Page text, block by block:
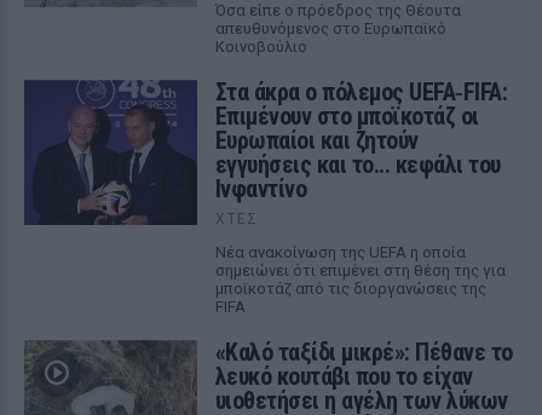
Όσα είπε ο πρόεδρος της Θέουτα
απευθυνόμενος στο Ευρωπαϊκό
Κοινοβούλιο
Στα άκρα ο πόλεμος UEFA‑FIFA:
Επιμένουν στο μποϊκοτάζ οι
Ευρωπαίοι και ζητούν
εγγυήσεις και το... κεφάλι του
Ινφαντίνο
ΧΤΕΣ
Νέα ανακοίνωση της UEFA η οποία
σημειώνει ότι επιμένει στη θέση της για
μποϊκοτάζ από τις διοργανώσεις της
FIFA
«Καλό ταξίδι μικρέ»: Πέθανε το
λευκό κουτάβι που το είχαν
υιοθετήσει η αγέλη των λύκων